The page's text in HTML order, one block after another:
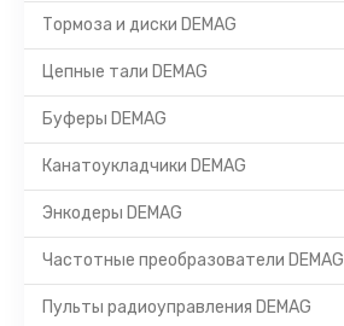
Тормоза и диски DEMAG
Цепные тали DEMAG
Буферы DEMAG
Канатоукладчики DEMAG
Энкодеры DEMAG
Частотные преобразователи DEMAG
Пульты радиоуправления DEMAG